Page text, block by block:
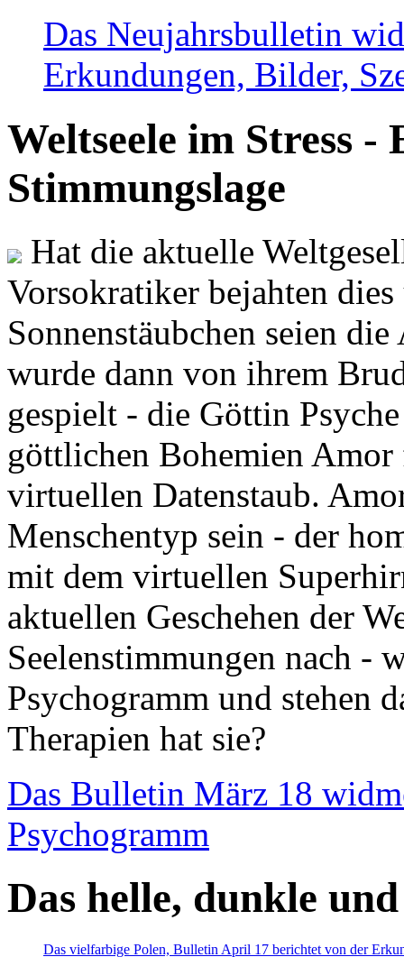
Das Neujahrsbulletin
Erkundungen, Bilder,
Weltseele im Stress -
Stimmungslage
Hat die aktuelle
Vorsokratiker bejahten
Sonnenstäubchen seien
wurde dann von ihrem
gespielt - die Göttin
göttlichen Bohemien
virtuellen Datenstaub.
Menschentyp sein - der
mit dem virtuellen
aktuellen Geschehen der
Seelenstimmungen nach -
Psychogramm und stehen
Therapien hat sie?
Das Bulletin März 18
Psychogramm
Das helle, dunkle
Das vielfarbige Polen, Bulletin April 17 berichtet von der